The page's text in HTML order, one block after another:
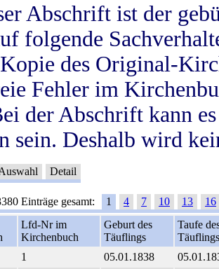
Abschrift ist der
folgende
des Original-
Fehler im
der Abschrift kann
sein. Deshalb wird
Detail
Einträge gesamt: 1 4 7 10 13
16
Lfd-Nr im
Kirchenbuch
Geburt des
Täuflings
Taufe
Täuflings
1 05.01.1838